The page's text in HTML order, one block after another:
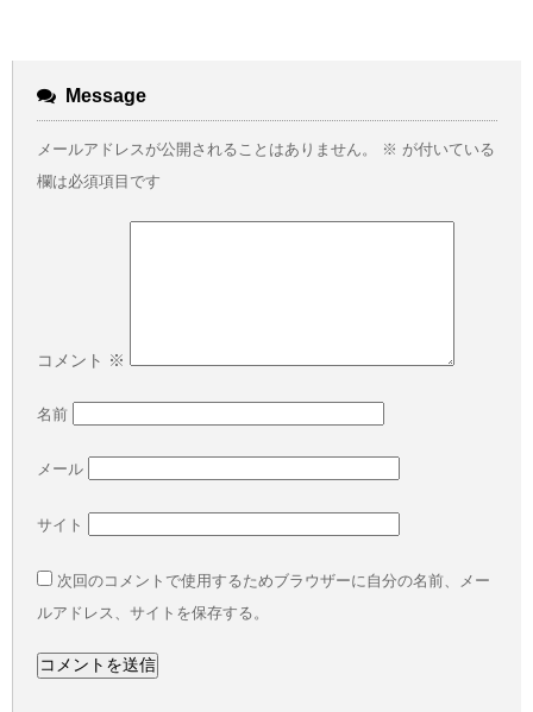
Message
メールアドレスが公開されることはありません。 ※ が付いている
欄は必須項目です
コメント ※
名前
メール
サイト
次回のコメントで使用するためブラウザーに自分の名前、メー
ルアドレス、サイトを保存する。